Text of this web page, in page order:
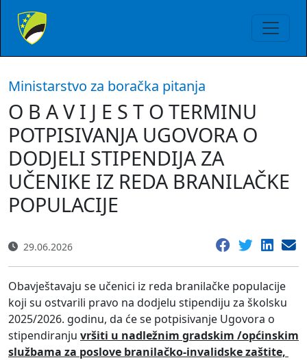
Ministarstvo za boračka pitanja
O B A V I J E S T O TERMINU
POTPISIVANJA UGOVORA O
DODJELI STIPENDIJA ZA
UČENIKE IZ REDA BRANILAČKE
POPULACIJE
29.06.2026
Obavještavaju se učenici iz reda branilačke populacije
koji su ostvarili pravo na dodjelu stipendiju za školsku
2025/2026. godinu, da će se potpisivanje Ugovora o
stipendiranju vršiti u nadležnim gradskim /općinskim
službama za poslove branilačko-invalidske zaštite,